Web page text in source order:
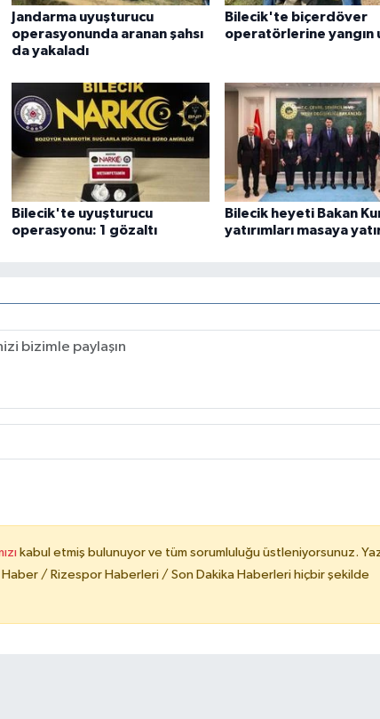
Jandarma uyuşturucu
operasyonunda aranan şahsı
da yakaladı
Bilecik'te biçerdöver
operatörlerine yangın
Bilecik'te uyuşturucu
operasyonu: 1 gözaltı
Bilecik heyeti Bakan
yatırımları masaya
kabul etmiş bulunuyor ve tüm sorumluluğu üstleniyorsunuz.
/ Rizespor Haberleri / Son Dakika Haberleri hiçbir şekilde